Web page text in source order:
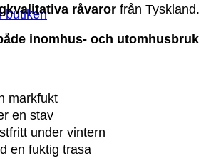
butiken råvaror från Tyskland.
inomhus- och utomhusbruk
markfukt
en stav
under vintern
en fuktig trasa